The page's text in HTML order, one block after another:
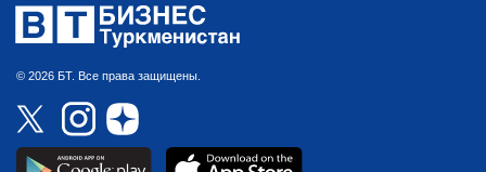
© 2026 БТ. Все права защищены.